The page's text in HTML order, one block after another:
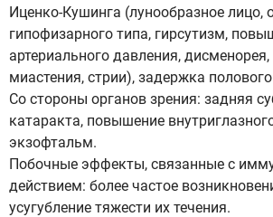
Иценко-Кушинга (лунообразное лицо,
гипофизарного типа, гирсутизм,
артериального давления,
миастения, стрии), задержка
Со стороны органов зрения: задняя
катаракта, повышение
экзофтальм.
Побочные эффекты, связанные с
действием: более частое
усугубление тяжести их течения.